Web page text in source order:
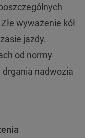
wyważenie kół
jazdy.
od normy
nadwozia